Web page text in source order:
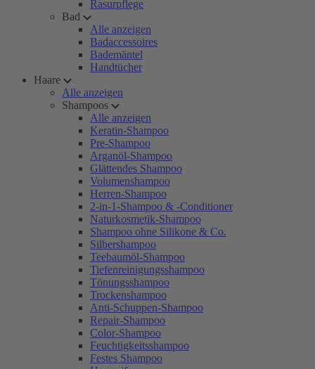
Rasurpflege
Bad
Alle anzeigen
Badaccessoires
Bademäntel
Handtücher
Haare
Alle anzeigen
Shampoos
Alle anzeigen
Keratin-Shampoo
Pre-Shampoo
Arganöl-Shampoo
Glättendes Shampoo
Volumenshampoo
Herren-Shampoo
2-in-1-Shampoo & -Conditioner
Naturkosmetik-Shampoo
Shampoo ohne Silikone & Co.
Silbershampoo
Teebaumöl-Shampoo
Tiefenreinigungsshampoo
Tönungsshampoo
Trockenshampoo
Anti-Schuppen-Shampoo
Repair-Shampoo
Color-Shampoo
Feuchtigkeitsshampoo
Festes Shampoo